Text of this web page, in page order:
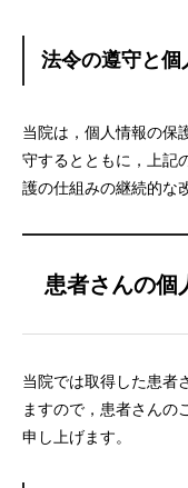
法令の遵守と
当院は，個人情報の保
守するとともに，上記
護の仕組みの継続的な
患者さんの個
当院では取得した患者
ますので，患者さんの
申し上げます。